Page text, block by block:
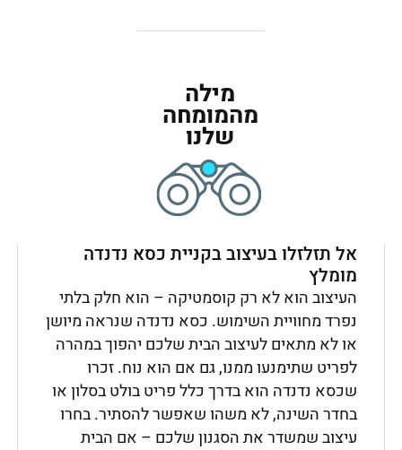
מילה
מהמומחה
שלנו
אל תזלזלו בעיצוב בקניית כסא נדנדה
מומלץ
העיצוב הוא לא רק קוסמטיקה – הוא חלק בלתי
נפרד מחוויית השימוש. כסא נדנדה שנראה מיושן
או לא מתאים לעיצוב הבית שלכם יהפוך במהרה
לפריט שתימנעו ממנו, גם אם הוא נוח. זכרו
שכסא נדנדה הוא בדרך כלל פריט בולט בסלון או
בחדר השינה, לא משהו שאפשר להסתיר. בחרו
עיצוב שמשדר את הסגנון שלכם – אם הבית